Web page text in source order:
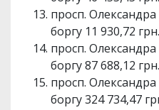
просп.
боргу 11 930,72 грн.
просп.
боргу 87 688,12 грн.
просп.
боргу 324 734,47